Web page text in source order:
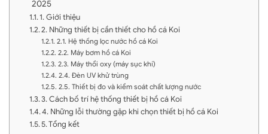
2025
1. Giới thiệu
2. Những thiết bị cần thiết cho hồ cá Koi
2.1. Hệ thống lọc nước hồ cá Koi
2.2. Máy bơm hồ cá Koi
2.3. Máy thổi oxy (máy sục khí)
2.4. Đèn UV khử trùng
2.5. Thiết bị đo và kiểm soát chất lượng nước
3. Cách bố trí hệ thống thiết bị hồ cá Koi
4. Những lỗi thường gặp khi chọn thiết bị hồ cá Koi
5. Tổng kết